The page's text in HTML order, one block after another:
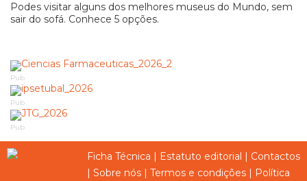
Podes visitar alguns dos melhores museus do Mundo, sem
sair do sofá. Conhece 5 opções.
Pub
Pub
Pub
Ficha Técnica | Estatuto editorial | Contactos
| Sobre nós | Termos e condições | Política